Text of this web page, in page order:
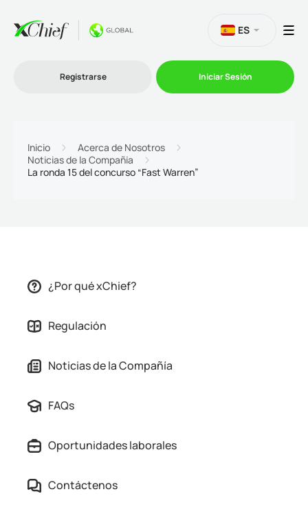
Plataformas
ES
Registrarse Iniciar Sesión
Inicio
Acerca de Nosotros
Noticias de la Compañía
La ronda 15 del concurso “Fast Warren”
¿Por qué xChief?
Regulación
Noticias de la Compañía
FAQs
Oportunidades laborales
Contáctenos